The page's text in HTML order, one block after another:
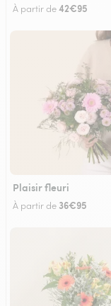
À partir de42€95
Plaisir fleuri
À partir de 36€95